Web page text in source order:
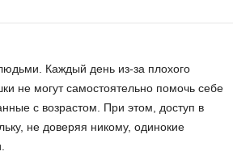
Каждый день из-за плохого
не могут самостоятельно помочь себе
с возрастом. При этом, доступ в
не доверяя никому, одинокие